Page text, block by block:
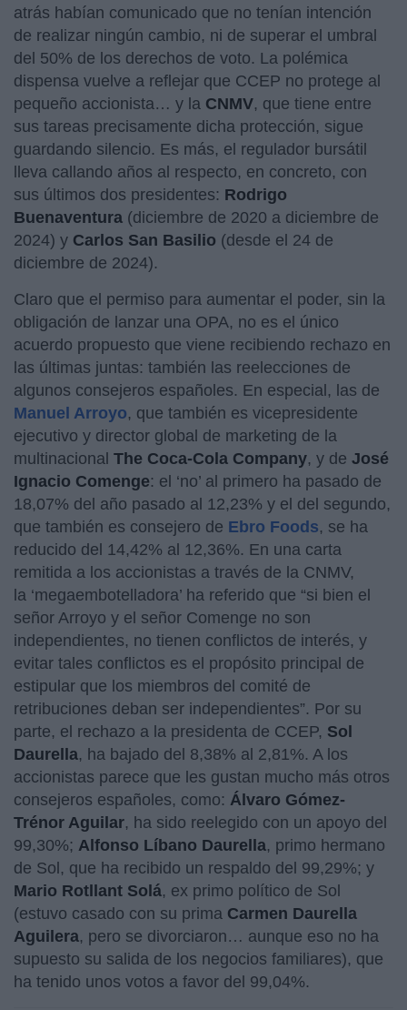
atrás habían comunicado que no tenían intención
de realizar ningún cambio, ni de superar el umbral
del 50% de los derechos de voto. La polémica
dispensa vuelve a reflejar que CCEP no protege al
pequeño accionista… y la CNMV, que tiene entre
sus tareas precisamente dicha protección, sigue
guardando silencio. Es más, el regulador bursátil
lleva callando años al respecto, en concreto, con
sus últimos dos presidentes: Rodrigo
Buenaventura (diciembre de 2020 a diciembre de
2024) y Carlos San Basilio (desde el 24 de
diciembre de 2024).
Claro que el permiso para aumentar el poder, sin la
obligación de lanzar una OPA, no es el único
acuerdo propuesto que viene recibiendo rechazo en
las últimas juntas: también las reelecciones de
algunos consejeros españoles. En especial, las de
Manuel Arroyo, que también es vicepresidente
ejecutivo y director global de marketing de la
multinacional The Coca-Cola Company, y de José
Ignacio Comenge: el ‘no’ al primero ha pasado de
18,07% del año pasado al 12,23% y el del segundo,
que también es consejero de Ebro Foods, se ha
reducido del 14,42% al 12,36%. En una carta
remitida a los accionistas a través de la CNMV,
la ‘megaembotelladora’ ha referido que “si bien el
señor Arroyo y el señor Comenge no son
independientes, no tienen conflictos de interés, y
evitar tales conflictos es el propósito principal de
estipular que los miembros del comité de
retribuciones deban ser independientes”. Por su
parte, el rechazo a la presidenta de CCEP, Sol
Daurella, ha bajado del 8,38% al 2,81%. A los
accionistas parece que les gustan mucho más otros
consejeros españoles, como: Álvaro Gómez-
Trénor Aguilar, ha sido reelegido con un apoyo del
99,30%; Alfonso Líbano Daurella, primo hermano
de Sol, que ha recibido un respaldo del 99,29%; y
Mario Rotllant Solá, ex primo político de Sol
(estuvo casado con su prima Carmen Daurella
Aguilera, pero se divorciaron… aunque eso no ha
supuesto su salida de los negocios familiares), que
ha tenido unos votos a favor del 99,04%.